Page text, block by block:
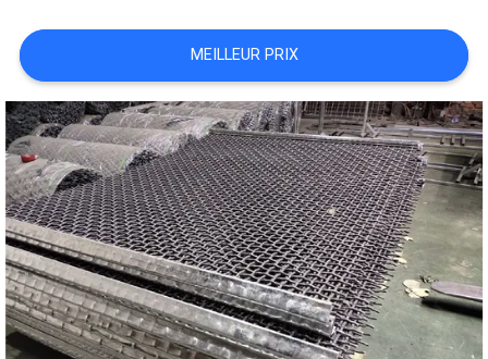
CITATION
PLAN
DU
SITE
PRIVACY
POLICY
MEILLEUR PRIX